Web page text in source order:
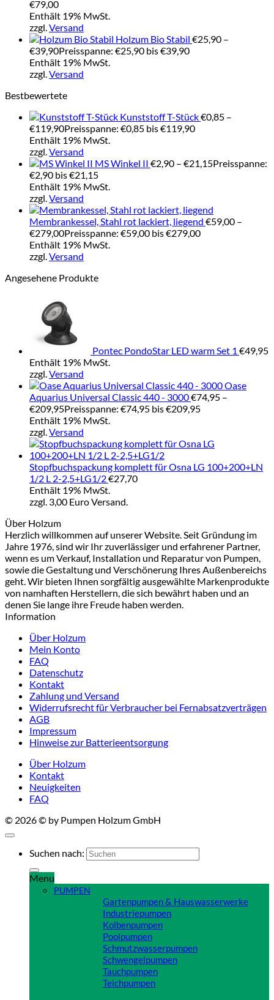
€79,00
Enthält 19% MwSt.
zzgl.Versand
Holzum Bio Stabil €25,90 –
€39,90Preisspanne: €25,90 bis €39,90
Enthält 19% MwSt.
zzgl.Versand
Bestbewertete
Kunststoff T-Stück€0,85 –
€119,90Preisspanne: €0,85 bis €119,90
Enthält 19% MwSt.
zzgl.Versand
MS Winkel II €2,90 – €21,15Preisspanne:
€2,90 bis €21,15
Enthält 19% MwSt.
zzgl.Versand
Membrankessel, Stahl rot lackiert, liegend €59,00 –
€279,00Preisspanne: €59,00 bis €279,00
Enthält 19% MwSt.
zzgl.Versand
Angesehene Produkte
Pontec PondoStar LED warm Set 1 €49,95
Enthält 19% MwSt.
zzgl.Versand
Oase
Aquarius Universal Classic 440 - 3000€74,95 –
€209,95Preisspanne: €74,95 bis €209,95
Enthält 19% MwSt.
zzgl.Versand
Stopfbuchspackung komplett für Osna LG 100+200+LN
1/2 L 2-2,5+LG1/2€27,70
Enthält 19% MwSt.
zzgl. 3,00 Euro Versand.
Über Holzum
Herzlich willkommen auf unserer Website. Seit Gründung im
Jahre 1976, sind wir Ihr zuverlässiger und erfahrener Partner,
wenn es um Verkauf, Installation und Reparatur von Pumpen,
sowie die Gestaltung und Verschönerung Ihres Außenbereichs
geht. Wir bieten Ihnen sorgfältig ausgewählte Markenprodukte
von namhaften Herstellern, die sich bewährt haben und an
denen Sie lange ihre Freude haben werden.
Information
Über Holzum
Mein Konto
FAQ
Datenschutz
Kontakt
Zahlung und Versand
Widerrufsrecht für Verbraucher bei Fernabsatzverträgen
AGB
Impressum
Hinweise zur Batterieentsorgung
Über Holzum
Kontakt
Neuigkeiten
FAQ
© 2026 © by Pumpen Holzum GmbH
Suchen nach:
Menu
PUMPEN
Gartenpumpen & Hauswasserwerke
Industriepumpen
Kolbenpumpen
Poolpumpen
Schmutzwasserpumpen
Schwengelpumpen
Tauchpumpen
Teichpumpen